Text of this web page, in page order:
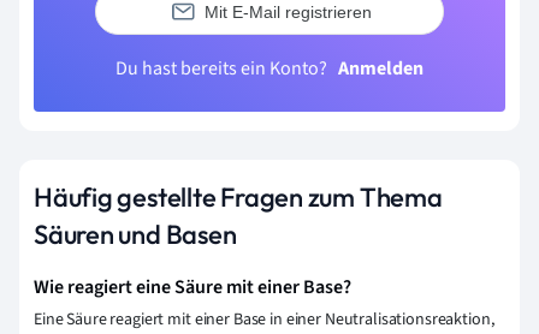
Mit E-Mail registrieren
Du hast bereits ein Konto? Anmelden
Häufig gestellte Fragen zum Thema
Säuren und Basen
Wie reagiert eine Säure mit einer Base?
Eine Säure reagiert mit einer Base in einer Neutralisationsreaktion,